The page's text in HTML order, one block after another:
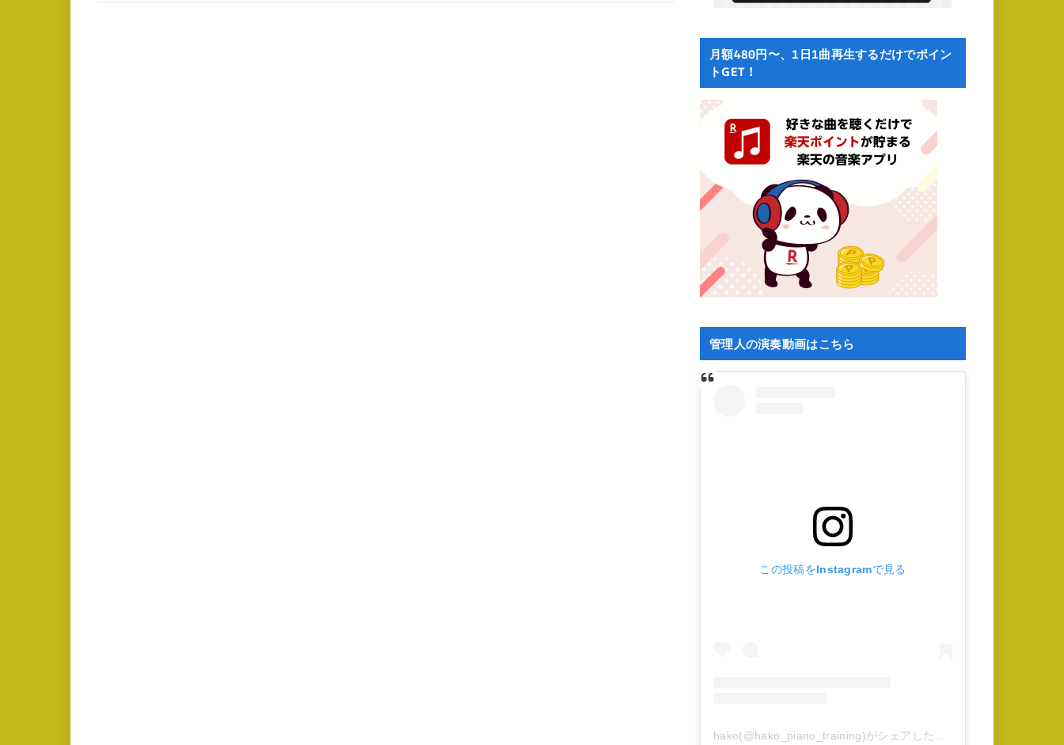
月額480円〜、1日1曲再生するだけでポイン
トGET！
管理人の演奏動画はこちら
この投稿をInstagramで見る
hako(@hako_piano_training)がシェアした投稿